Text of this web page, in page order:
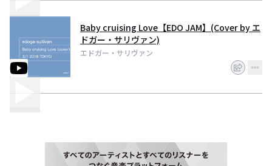
Baby cruising Love【EDO JAM】(Cover by エ
ドガー・サリヴァン)
エドガー・サリヴァン